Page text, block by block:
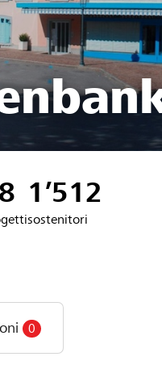
1’512
sostenitori
0